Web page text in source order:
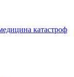
катастроф